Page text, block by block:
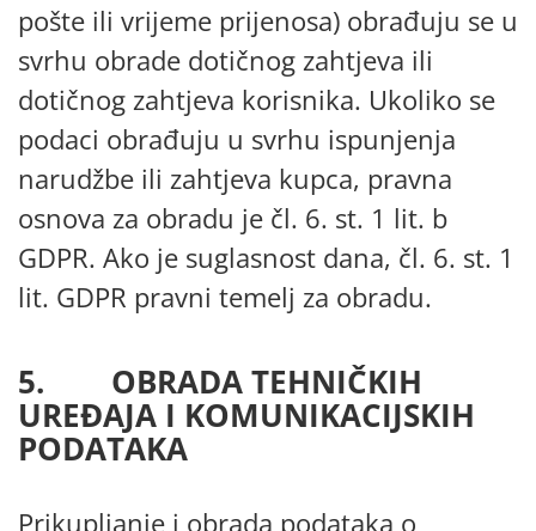
pošte ili vrijeme prijenosa) obrađuju se u
svrhu obrade dotičnog zahtjeva ili
dotičnog zahtjeva korisnika. Ukoliko se
podaci obrađuju u svrhu ispunjenja
narudžbe ili zahtjeva kupca, pravna
osnova za obradu je čl. 6. st. 1 lit. b
GDPR. Ako je suglasnost dana, čl. 6. st. 1
lit. GDPR pravni temelj za obradu.
5. OBRADA TEHNIČKIH
UREĐAJA I KOMUNIKACIJSKIH
PODATAKA
Prikupljanje i obrada podataka o